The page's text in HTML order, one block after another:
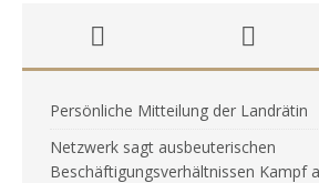
Persönliche Mitteilung der Landrätin
Netzwerk sagt ausbeuterischen
Beschäftigungsverhältnissen Kampf